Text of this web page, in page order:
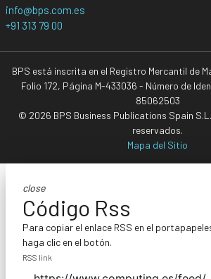
info@bps.com.es
+91 313 79 00
BPS está inscrita en el Registro Mercantil de
Folio 172, Página M-433036 - Número de
85062503
© 2026 BPS Business Publications Spain
reservados.
Mapa del Sitio
close
Código Rss
Para copiar el enlace RSS en el
haga clic en el botón.
RSS link